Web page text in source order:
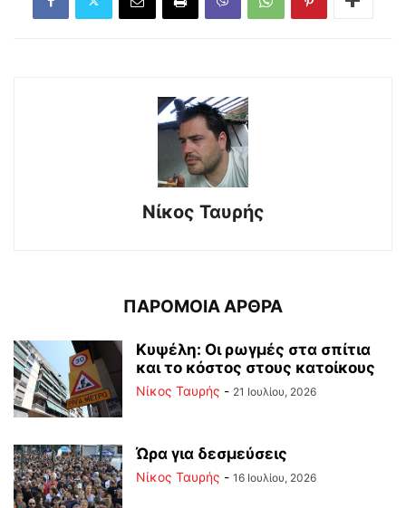
Νίκος Ταυρής
ΠΑΡΟΜΟΙΑ ΑΡΘΡΑ
Κυψέλη: Οι ρωγμές στα σπίτια
και το κόστος στους κατοίκους
Νίκος Ταυρής - 21 Ιουλίου, 2026
Ώρα για δεσμεύσεις
Νίκος Ταυρής - 16 Ιουλίου, 2026